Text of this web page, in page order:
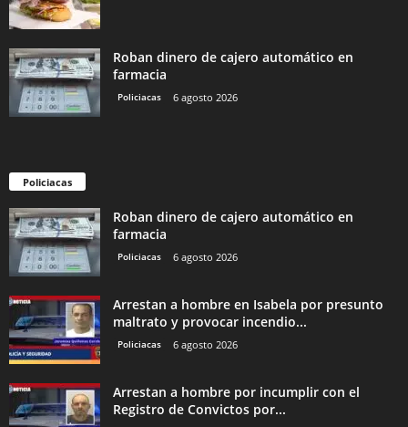
Roban dinero de cajero automático en
farmacia
Policiacas 6 agosto 2026
Policiacas
Roban dinero de cajero automático en
farmacia
Policiacas 6 agosto 2026
Arrestan a hombre en Isabela por presunto
maltrato y provocar incendio...
Policiacas 6 agosto 2026
Arrestan a hombre por incumplir con el
Registro de Convictos por...